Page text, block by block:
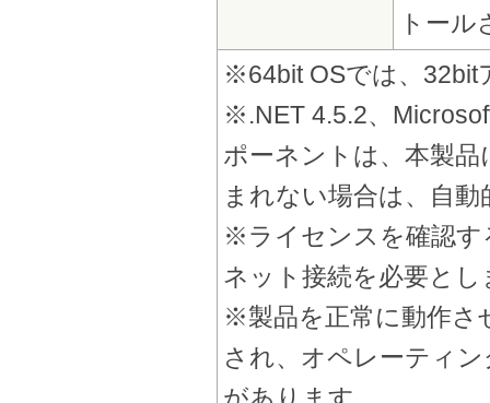
トー
※64bit OSでは、32bit
※.NET 4.5.2、
ポーネントは、本製
まれない場合は、自
※ライセンスを確認す
ネット接続を必要とし
※製品を正常に動作さ
され、オペレーティ